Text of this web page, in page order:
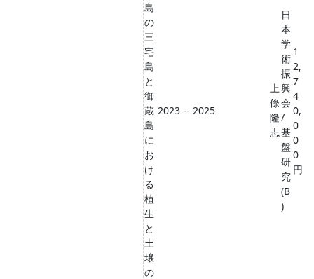
島
の
三
宅
島
と
御
蔵
島
に
お
け
る
植
生
と
土
壌
の
2023 -- 2025
上
條
隆
志
日
本
学
術
振
興
会
/
基
盤
研
究
(B
)
1
2,
7
4
0,
0
0
0
円